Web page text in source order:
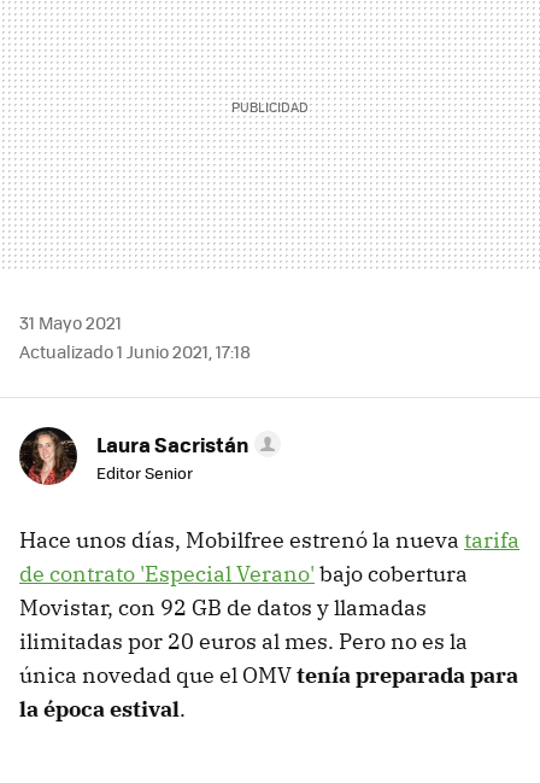
31 Mayo 2021
Actualizado 1 Junio 2021, 17:18
Laura Sacristán
Editor Senior
Hace unos días, Mobilfree estrenó la nueva tarifa
de contrato 'Especial Verano' bajo cobertura
Movistar, con 92 GB de datos y llamadas
ilimitadas por 20 euros al mes. Pero no es la
única novedad que el OMVtenía preparada para
la época estival.